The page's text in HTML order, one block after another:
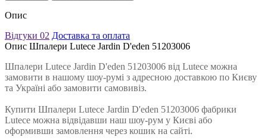
Опис
Відгуки 02 Доставка та оплата
Опис Шпалери Lutece Jardin D'eden 51203006
Шпалери Lutece Jardin D'eden 51203006 від Lutece можна
замовити в нашому шоу-румі з адресною доставкою по Києву
та Україні або замовити самовивіз.
Купити Шпалери Lutece Jardin D'eden 51203006 фабрики
Lutece можна відвідавши наш шоу-рум у Києві або
оформивши замовлення через кошик на сайті.